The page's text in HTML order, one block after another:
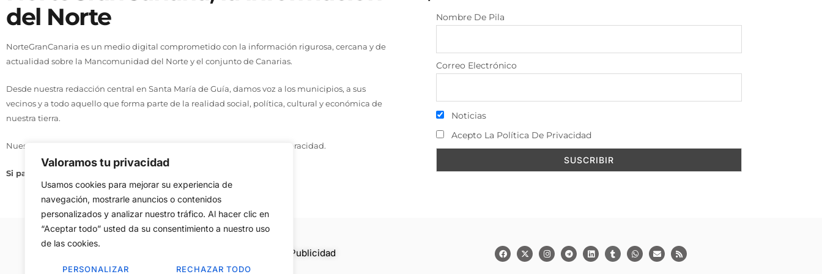
Valoramos tu privacidad
Usamos cookies para mejorar su experiencia de
navegación, mostrarle anuncios o contenidos
personalizados y analizar nuestro tráfico. Al hacer clic en
“Aceptar todo” usted da su consentimiento a nuestro uso
de las cookies.
PERSONALIZAR RECHAZAR TODO
del Norte
NorteGranCanaria es un medio digital comprometido con la información rigurosa, cercana y de
actualidad sobre la Mancomunidad del Norte y el conjunto de Canarias.
Desde nuestra redacción central en Santa María de Guía, damos voz a los municipios, a sus
vecinos y a todo aquello que forma parte de la realidad social, política, cultural y económica de
nuestra tierra.
Nuestro compromiso se basa en tres principios: actualidad, cercanía y veracidad.
Si pasa en el Norte, te lo contamos aquí.
Nombre De Pila
Correo Electrónico
Noticias
Acepto La Política De Privacidad
Publicidad